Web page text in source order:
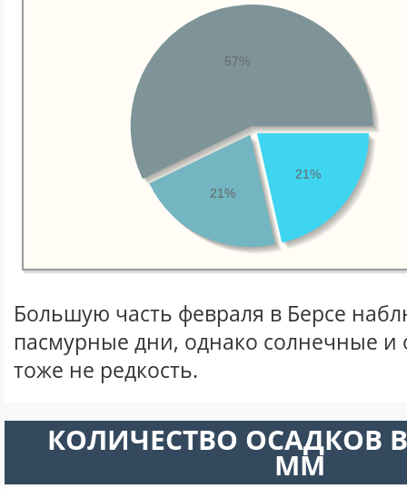
21%
21%
57%
Большую часть февраля в Берсе
пасмурные дни, однако солнечные
тоже не редкость.
КОЛИЧЕСТВО ОСАДКОВ
ММ